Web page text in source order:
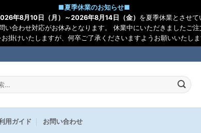
■夏季休業のお知らせ■
年8月10日（月）～2026年8月14日（金） を夏季休業とさせて
合わせ対応がお休みとなります。 休業中にいただきましたご
掛けいたしますが、何卒ご了承くださいますようお願いいたしま
用ガイド お問い合わせ